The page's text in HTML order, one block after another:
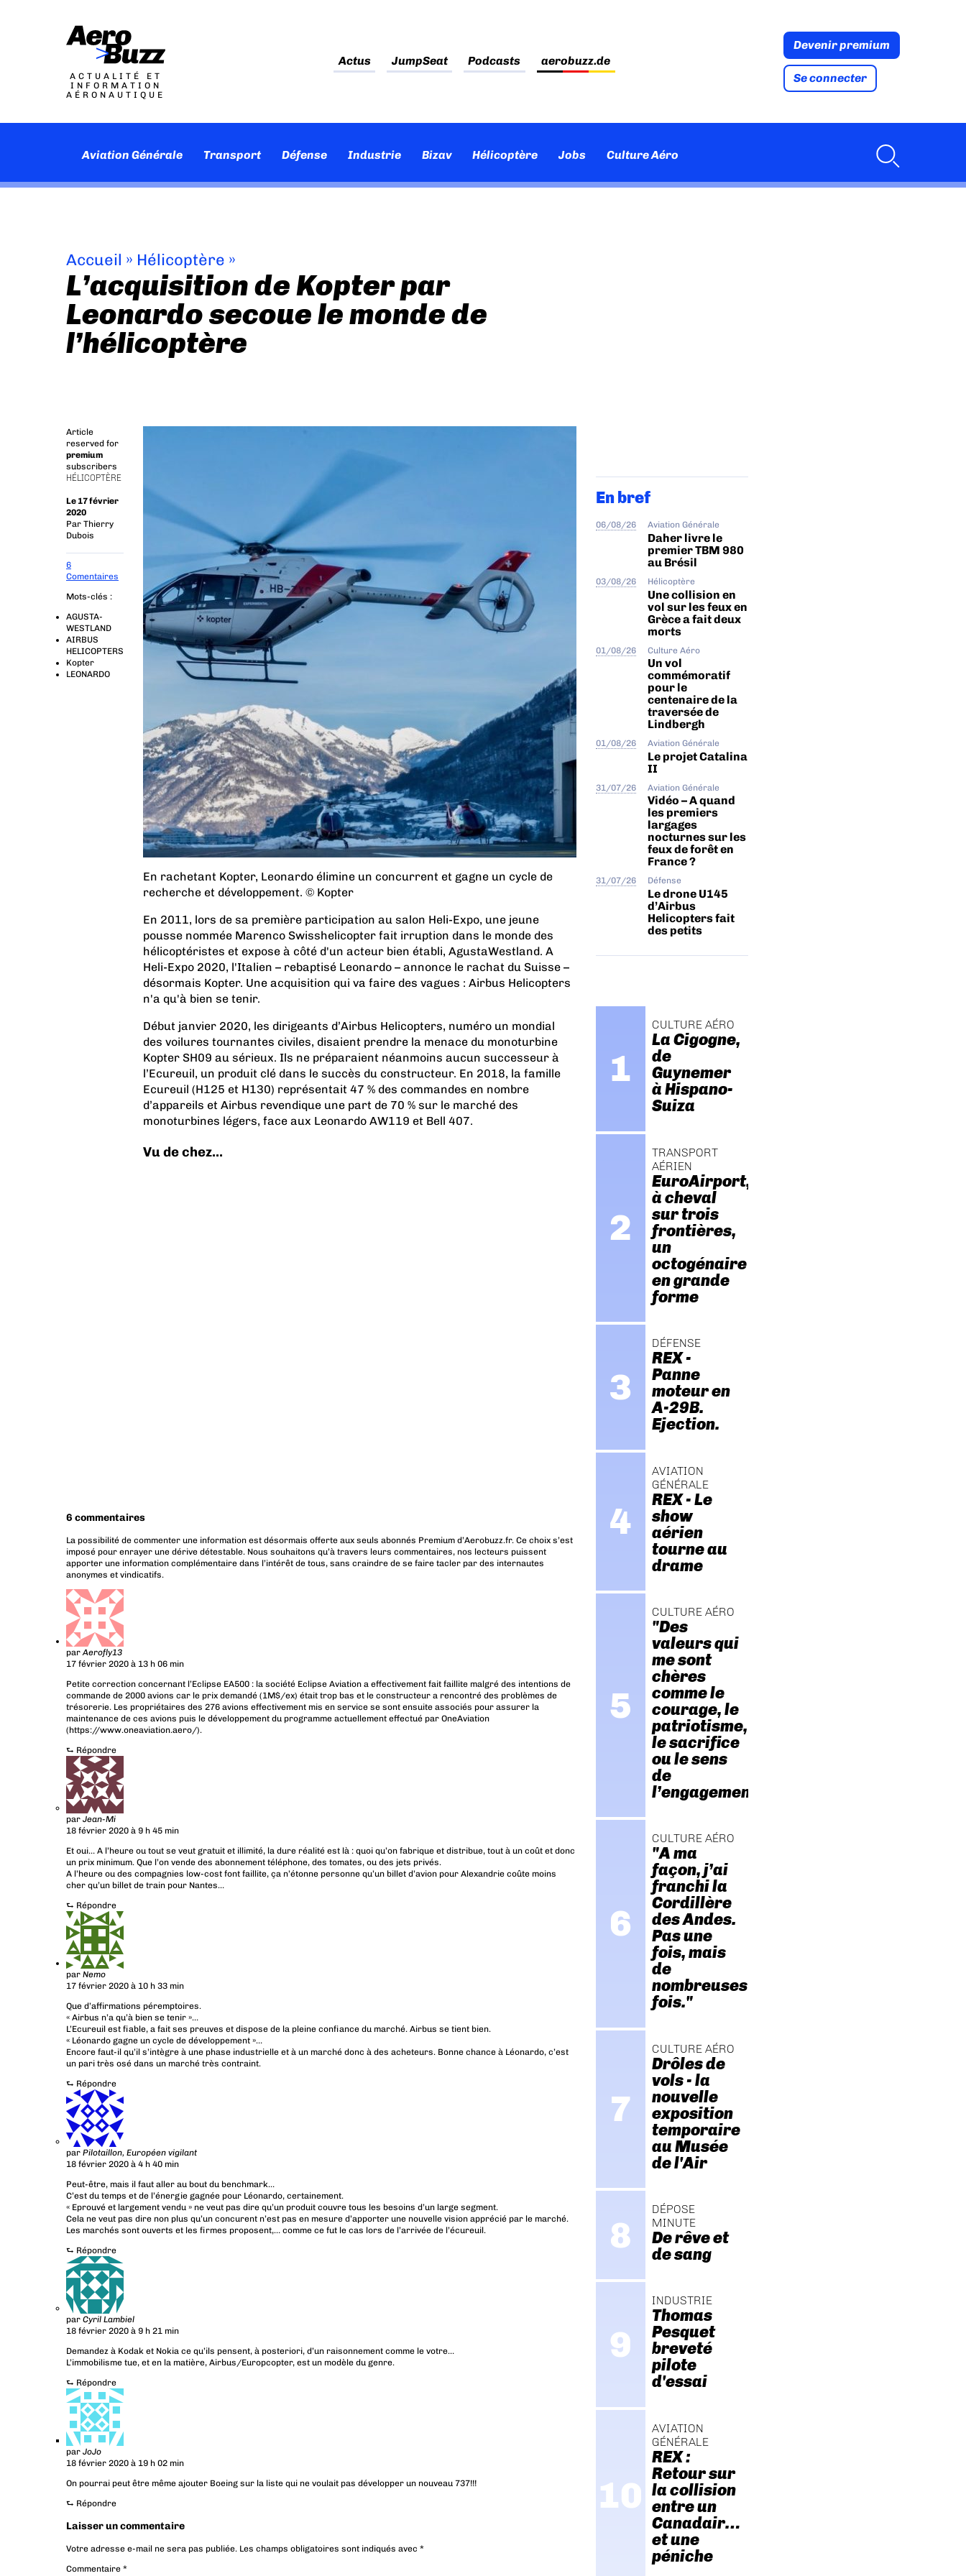
ACTUALITÉ ET
INFORMATION
AÉRONAUTIQUE
Actus JumpSeat Podcasts aerobuzz.de
Devenir premium
Se connecter
Aviation Générale Transport Défense Industrie Bizav Hélicoptère Jobs Culture Aéro
Accueil » Hélicoptère »
L’acquisition de Kopter par
Leonardo secoue le monde de
l’hélicoptère
Article
reserved for
premium
subscribers
HÉLICOPTÈRE
Le 17 février
2020
Par Thierry
Dubois
6
Comentaires
Mots-clés :
AGUSTA-
WESTLAND
AIRBUS
HELICOPTERS
Kopter
LEONARDO
En rachetant Kopter, Leonardo élimine un concurrent et gagne un cycle de
recherche et développement. © Kopter
En 2011, lors de sa première participation au salon Heli-Expo, une jeune
pousse nommée Marenco Swisshelicopter fait irruption dans le monde des
hélicoptéristes et expose à côté d'un acteur bien établi, AgustaWestland. A
Heli-Expo 2020, l'Italien – rebaptisé Leonardo – annonce le rachat du Suisse –
désormais Kopter. Une acquisition qui va faire des vagues : Airbus Helicopters
n'a qu'à bien se tenir.
Début janvier 2020, les dirigeants d’Airbus Helicopters, numéro un mondial
des voilures tournantes civiles, disaient prendre la menace du monoturbine
Kopter SH09 au sérieux. Ils ne préparaient néanmoins aucun successeur à
l’Ecureuil, un produit clé dans le succès du constructeur. En 2018, la famille
Ecureuil (H125 et H130) représentait 47 % des commandes en nombre
d’appareils et Airbus revendique une part de 70 % sur le marché des
monoturbines légers, face aux Leonardo AW119 et Bell 407.
Vu de chez...
6 commentaires
La possibilité de commenter une information est désormais offerte aux seuls abonnés Premium d’Aerobuzz.fr. Ce choix s’est
imposé pour enrayer une dérive détestable. Nous souhaitons qu’à travers leurs commentaires, nos lecteurs puissent
apporter une information complémentaire dans l’intérêt de tous, sans craindre de se faire tacler par des internautes
anonymes et vindicatifs.
parAerofly13
17 février 2020 à 13 h 06 min
Petite correction concernant l’Eclipse EA500 : la société Eclipse Aviation a effectivement fait faillite malgré des intentions de
commande de 2000 avions car le prix demandé (1M$/ex) était trop bas et le constructeur a rencontré des problèmes de
trésorerie. Les propriétaires des 276 avions effectivement mis en service se sont ensuite associés pour assurer la
maintenance de ces avions puis le développement du programme actuellement effectué par OneAviation
(https://www.oneaviation.aero/).
⮑ Répondre
par Jean-Mi
18 février 2020 à 9 h 45 min
Et oui… A l’heure ou tout se veut gratuit et illimité, la dure réalité est là : quoi qu’on fabrique et distribue, tout à un coût et donc
un prix minimum. Que l’on vende des abonnement téléphone, des tomates, ou des jets privés.
A l’heure ou des compagnies low-cost font faillite, ça n’étonne personne qu’un billet d’avion pour Alexandrie coûte moins
cher qu’un billet de train pour Nantes…
⮑ Répondre
par Nemo
17 février 2020 à 10 h 33 min
Que d’affirmations péremptoires.
« Airbus n’a qu’à bien se tenir »…
L’Ecureuil est fiable, a fait ses preuves et dispose de la pleine confiance du marché. Airbus se tient bien.
« Léonardo gagne un cycle de développement »…
Encore faut-il qu’il s’intègre à une phase industrielle et à un marché donc à des acheteurs. Bonne chance à Léonardo, c’est
un pari très osé dans un marché très contraint.
⮑ Répondre
par Pilotaillon, Européen vigilant
18 février 2020 à 4 h 40 min
Peut-être, mais il faut aller au bout du benchmark…
C’est du temps et de l’énergie gagnée pour Léonardo, certainement.
« Eprouvé et largement vendu » ne veut pas dire qu’un produit couvre tous les besoins d’un large segment.
Cela ne veut pas dire non plus qu’un concurent n’est pas en mesure d’apporter une nouvelle vision apprécié par le marché.
Les marchés sont ouverts et les firmes proposent,… comme ce fut le cas lors de l’arrivée de l’écureuil.
⮑ Répondre
par Cyril Lambiel
18 février 2020 à 9 h 21 min
Demandez à Kodak et Nokia ce qu’ils pensent, à posteriori, d’un raisonnement comme le votre…
L’immobilisme tue, et en la matière, Airbus/Europcopter, est un modèle du genre.
⮑ Répondre
par JoJo
18 février 2020 à 19 h 02 min
On pourrai peut être même ajouter Boeing sur la liste qui ne voulait pas développer un nouveau 737!!!
⮑ Répondre
Laisser un commentaire
Votre adresse e-mail ne sera pas publiée. Les champs obligatoires sont indiqués avec *
Commentaire *
En bref
06/08/26 Aviation Générale
Daher livre le
premier TBM 980
au Brésil
03/08/26 Hélicoptère
Une collision en
vol sur les feux en
Grèce a fait deux
morts
01/08/26 Culture Aéro
Un vol
commémoratif
pour le
centenaire de la
traversée de
Lindbergh
01/08/26 Aviation Générale
Le projet Catalina
II
31/07/26 Aviation Générale
Vidéo – A quand
les premiers
largages
nocturnes sur les
feux de forêt en
France ?
31/07/26 Défense
Le drone U145
d’Airbus
Helicopters fait
des petits
CULTURE AÉRO
La Cigogne,
de
Guynemer
à Hispano-
Suiza
TRANSPORT
AÉRIEN
EuroAirport,
à cheval
sur trois
frontières,
un
octogénaire
en grande
forme
DÉFENSE
REX -
Panne
moteur en
A-29B.
Ejection.
AVIATION
GÉNÉRALE
REX - Le
show
aérien
tourne au
drame
CULTURE AÉRO
"Des
valeurs qui
me sont
chères
comme le
courage, le
patriotisme,
le sacrifice
ou le sens
de
l’engagement."
CULTURE AÉRO
"A ma
façon, j’ai
franchi la
Cordillère
des Andes.
Pas une
fois, mais
de
nombreuses
fois."
CULTURE AÉRO
Drôles de
vols - la
nouvelle
exposition
temporaire
au Musée
de l'Air
DÉPOSE
MINUTE
De rêve et
de sang
INDUSTRIE
Thomas
Pesquet
breveté
pilote
d'essai
AVIATION
GÉNÉRALE
REX :
Retour sur
la collision
entre un
Canadair…
et une
péniche